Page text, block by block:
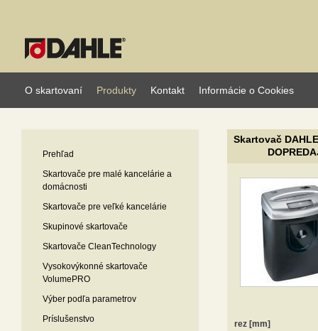
O skartovaní Produkty Kontakt Informácie o Cookies
Prehľad
Skartovače pre malé kancelárie a
domácnosti
Skartovače pre veľké kancelárie
Skupinové skartovače
Skartovače CleanTechnology
Vysokovýkonné skartovače
VolumePRO
Výber podľa parametrov
Príslušenstvo
Skartovač
rez [mm]